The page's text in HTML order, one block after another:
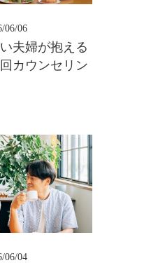
06/06
夫婦が抱える
カウンセリン
06/04